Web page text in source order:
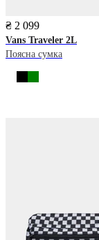
₴ 2 099
Vans Traveler 2L
Поясна сумка